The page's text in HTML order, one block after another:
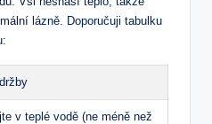
lázně. Doporučuji tabulku
v teplé vodě (ne méně než